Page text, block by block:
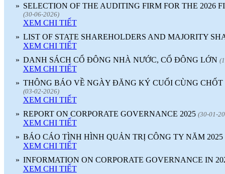
GẠCH MEN THANH THANH TỔ
CHỨC THÀNH CÔNG HỘI NGHỊ
ĐẠI BIỂU NGƯỜI LAO ĐỘNG
NĂM 2017 ( 2017-10-02)
Sử dụng vật liệu thân thiện với môi
trường và an toàn cho người sử
dụng (2017-09-06)
Với nhiều ưu điểm nổi bật, sản phẩm
gạch ốp lát ứng dụng công nghệ nano
sẽ là lựa chọn thích hợp
Công nghệ nano là quy trình liên quan
đến việc thiết kế, phân tích, chế tạo
2017-09-06)
Dòng sản phẩm gạch ốp lát ứng dụng
công nghệ Nano thường có độ bóng
cao (2017-09-06)
Ứng dụng công nghệ nano trong sản
xuất gạch men (2017-09-06
» SELECTION OF THE AUDITING FIRM FOR THE 2026
(30-06-2026)
XEM CHI TIẾT
» LIST OF STATE SHAREHOLDERS AND MAJORITY
XEM CHI TIẾT
» DANH SÁCH CỔ ĐÔNG NHÀ NƯỚC, CỔ ĐÔNG LỚN
XEM CHI TIẾT
» THÔNG BÁO VỀ NGÀY ĐĂNG KÝ CUỐI CÙNG
(03-02-2026)
XEM CHI TIẾT
» REPORT ON CORPORATE GOVERNANCE 2025 (30-01-
XEM CHI TIẾT
» BÁO CÁO TÌNH HÌNH QUẢN TRỊ CÔNG TY NĂM 2025
XEM CHI TIẾT
» INFORMATION ON CORPORATE GOVERNANCE IN
XEM CHI TIẾT